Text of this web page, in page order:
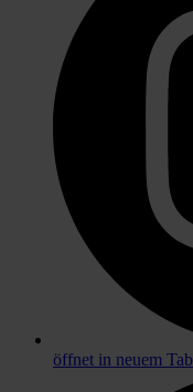
öffnet in neuem Tab